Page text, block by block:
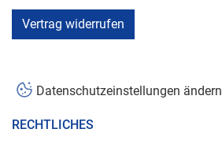
Vertrag widerrufen
Datenschutzeinstellungen ändern
RECHTLICHES